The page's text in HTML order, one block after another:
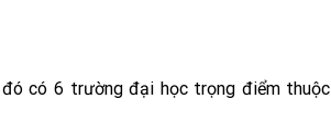
có 6 trường đại học trọng điểm